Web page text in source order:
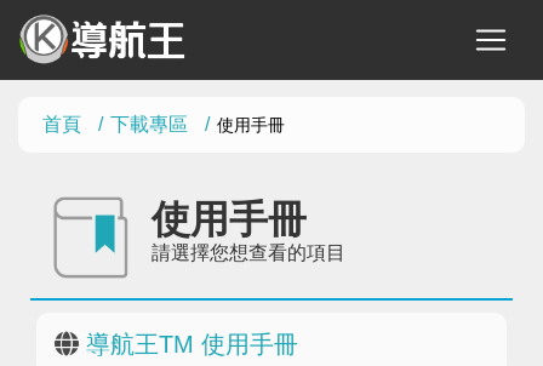
首頁 下載專區 使用手冊
使用手冊
請選擇您想查看的項目
導航王TM 使用手冊